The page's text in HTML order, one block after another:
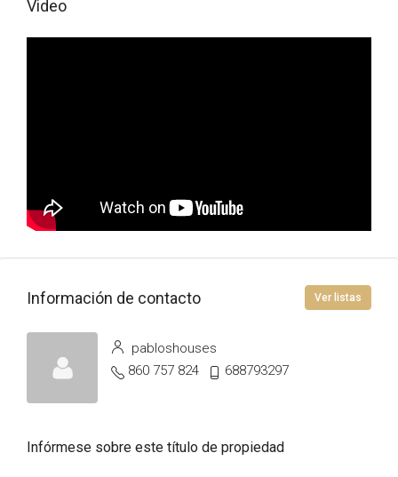
Video
Información de contacto Ver listas
pabloshouses
860 757 824
688793297
Infórmese sobre este título de propiedad